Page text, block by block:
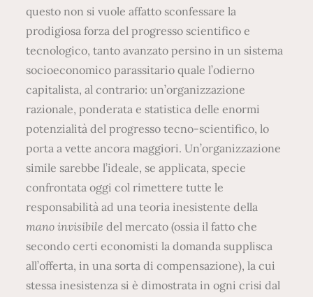
questo non si vuole affatto sconfessare la
prodigiosa forza del progresso scientifico e
tecnologico, tanto avanzato persino in un sistema
socioeconomico parassitario quale l’odierno
capitalista, al contrario: un’organizzazione
razionale, ponderata e statistica delle enormi
potenzialità del progresso tecno-scientifico, lo
porta a vette ancora maggiori. Un’organizzazione
simile sarebbe l’ideale, se applicata, specie
confrontata oggi col rimettere tutte le
responsabilità ad una teoria inesistente della
mano invisibile del mercato (ossia il fatto che
secondo certi economisti la domanda supplisca
all’offerta, in una sorta di compensazione), la cui
stessa inesistenza si è dimostrata in ogni crisi dal